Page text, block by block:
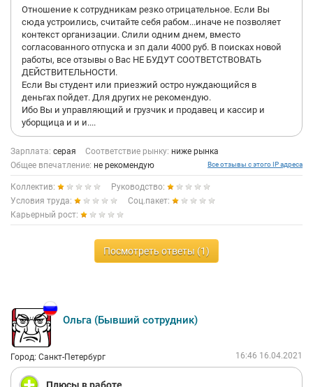
Отношение к сотрудникам резко отрицательное. Если Вы
сюда устроились, считайте себя рабом...иначе не позволяет
контекст организации. Слили одним днем, вместо
согласованного отпуска и зп дали 4000 руб. В поисках новой
работы, все отзывы о Вас НЕ БУДУТ СООТВЕТСТВОВАТЬ
ДЕЙСТВИТЕЛЬНОСТИ.
Если Вы студент или приезжий остро нуждающийся в
деньгах пойдет. Для других не рекомендую.
Ибо Вы и управляющий и грузчик и продавец и кассир и
уборщица и и и....
Зарплата: серая Соответствие рынку: ниже рынка
Общее впечатление: не рекомендую Все отзывы с этого IP адреса
Коллектив:
Руководство:
Условия труда:
Соц.пакет:
Карьерный рост:
Посмотреть ответы (1)
Ольга (Бывший сотрудник)
Город: Санкт-Петербург 16:46 16.04.2021